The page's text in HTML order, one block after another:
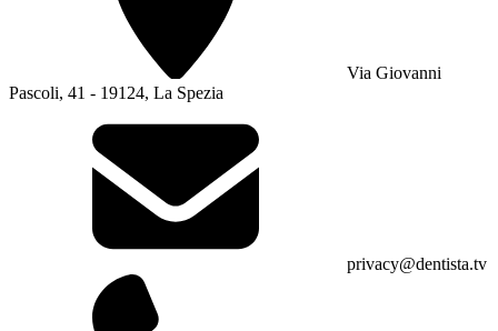
Via Giovanni
Pascoli, 41 - 19124, La Spezia
privacy@dentista.tv